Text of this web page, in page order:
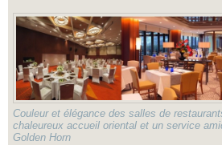
Couleur et élégance des salles de
chaleureux accueil oriental et un service
Golden Horn